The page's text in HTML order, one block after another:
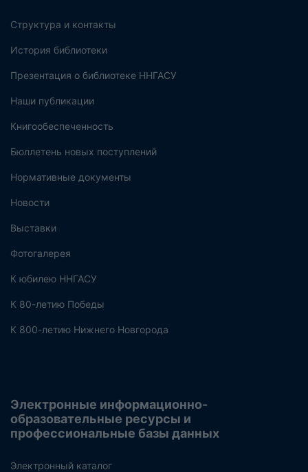
Структура и контакты
История библиотеки
Презентация о библиотеке ННГАСУ
Наши публикации
Книгообеспеченность
Бюллетень новых поступлений
Нормативные документы
Новости
Выставки
Фотогалерея
К юбилею ННГАСУ
К 80-летию Победы
К 800-летию Нижнего Новгорода
Электронные информационно-
образовательные ресурсы и
профессиональные базы данных
Электронный каталог